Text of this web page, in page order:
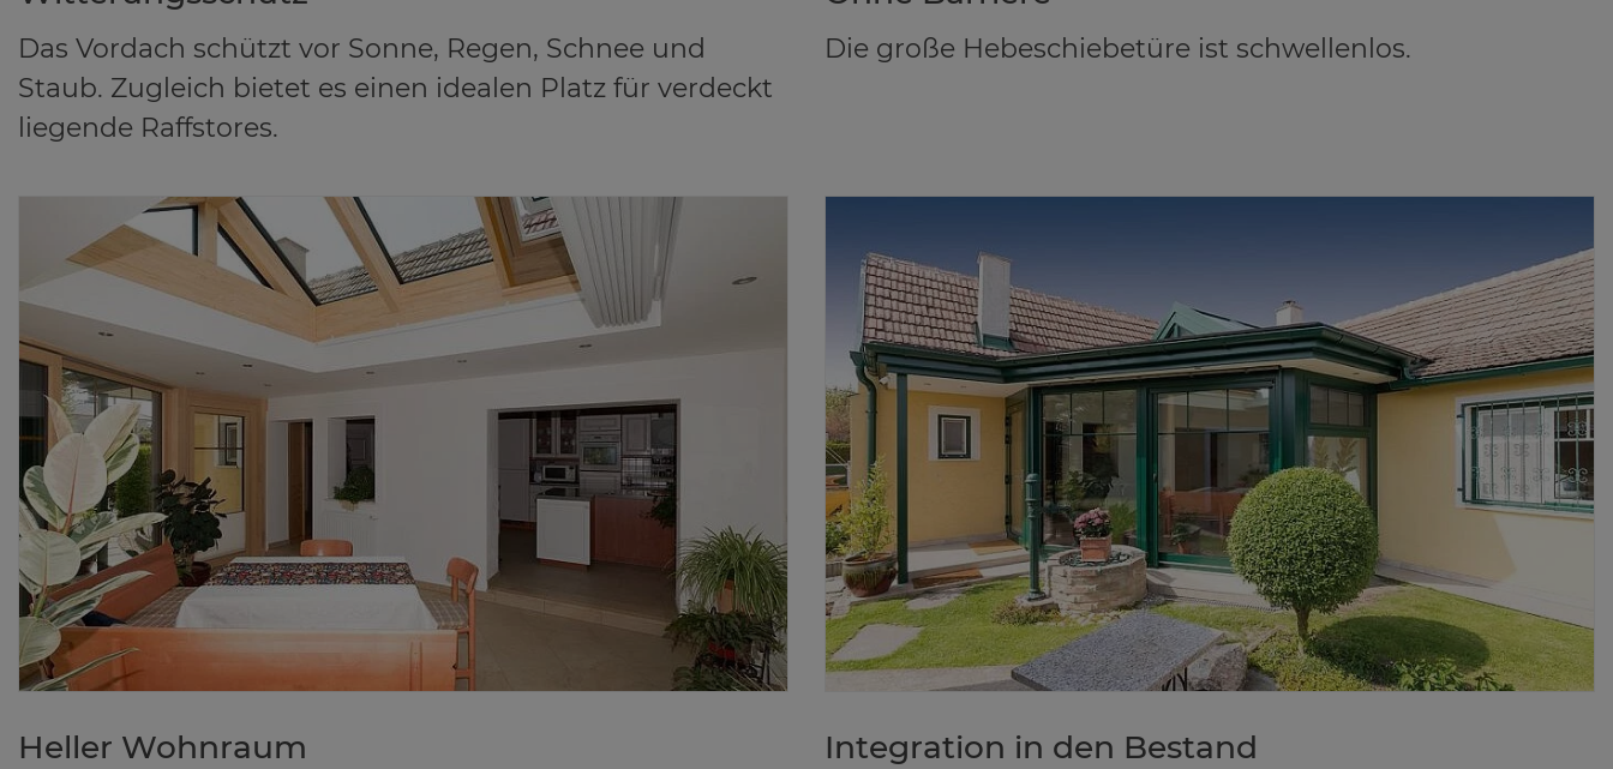
Das Vordach schützt vor Sonne, Regen, Schnee und
Staub. Zugleich bietet es einen idealen Platz für verdeckt
liegende Raffstores.
Die große Hebeschiebetüre ist schwellenlos.
Hel­ler Wohn­raum In­te­gra­ti­on in den Be­stand